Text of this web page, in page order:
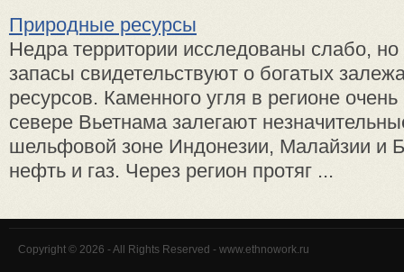
Природные ресурсы
Недра территории исследованы слабо,
запасы свидетельствуют о богатых
ресурсов. Каменного угля в регионе
севере Вьетнама залегают
шельфовой зоне Индонезии, Малайзии и
нефть и газ. Через регион протяг ...
Copyright © 2026 - All Rights Reserved - www.ethnowork.ru